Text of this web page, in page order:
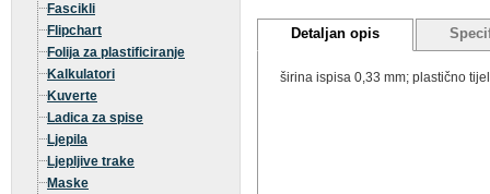
Fascikli
Flipchart
Folija za plastificiranje
Kalkulatori
Kuverte
Ladica za spise
Ljepila
Ljepljive trake
Maske
Detaljan opis
širina ispisa 0,33 mm; plastično